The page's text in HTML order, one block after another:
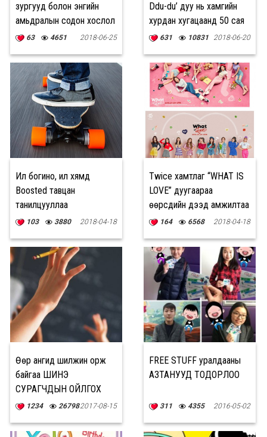
зургууд болон энгийн
амьдралын содон хослол
63 4651 2018-06-25
Ddu-du’ дуу нь хамгийн
хурдан хугацаанд 50 сая
хандалт авчээ
631 10831 2018-06-20
Илүү богино, илүү хямд
Boosted тавцан
танилцууллаа
103 3880 2018-04-18
Twice хамтлаг “WHAT IS
LOVE” дуугаараа
өөрсдийн дээд амжилтаа
шинэчиллээ
164 6568 2018-04-18
Өөр ангид шилжин орж
байгаа ШИНЭ
СУРАГЧДЫН ОЙЛГОХ
зүйлс1234 267982017-08-15
FREE STUFF уралдааны
АЗТАНУУД ТОДОРЛОО
311 4355 2016-05-02